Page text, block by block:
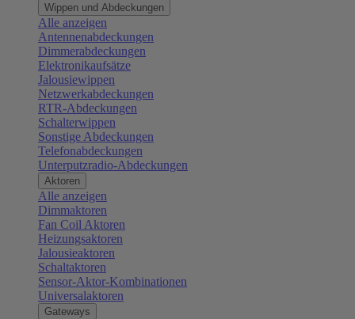
Wippen und Abdeckungen
Alle anzeigen
Antennenabdeckungen
Dimmerabdeckungen
Elektronikaufsätze
Jalousiewippen
Netzwerkabdeckungen
RTR-Abdeckungen
Schalterwippen
Sonstige Abdeckungen
Telefonabdeckungen
Unterputzradio-Abdeckungen
Aktoren
Alle anzeigen
Dimmaktoren
Fan Coil Aktoren
Heizungsaktoren
Jalousieaktoren
Schaltaktoren
Sensor-Aktor-Kombinationen
Universalaktoren
Gateways